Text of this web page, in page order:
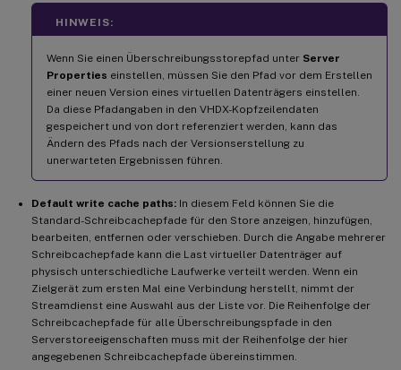
HINWEIS:
Wenn Sie einen Überschreibungsstorepfad unter Server
Properties einstellen, müssen Sie den Pfad vor dem Erstellen
einer neuen Version eines virtuellen Datenträgers einstellen.
Da diese Pfadangaben in den VHDX-Kopfzeilendaten
gespeichert und von dort referenziert werden, kann das
Ändern des Pfads nach der Versionserstellung zu
unerwarteten Ergebnissen führen.
Default write cache paths: In diesem Feld können Sie die
Standard-Schreibcachepfade für den Store anzeigen, hinzufügen,
bearbeiten, entfernen oder verschieben. Durch die Angabe mehrerer
Schreibcachepfade kann die Last virtueller Datenträger auf
physisch unterschiedliche Laufwerke verteilt werden. Wenn ein
Zielgerät zum ersten Mal eine Verbindung herstellt, nimmt der
Streamdienst eine Auswahl aus der Liste vor. Die Reihenfolge der
Schreibcachepfade für alle Überschreibungspfade in den
Serverstoreeigenschaften muss mit der Reihenfolge der hier
angegebenen Schreibcachepfade übereinstimmen.